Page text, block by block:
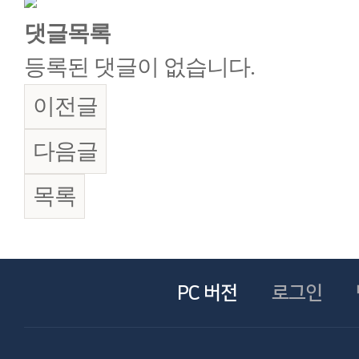
댓글목록
등록된 댓글이 없습니다.
이전글
다음글
목록
PC 버전 로그인